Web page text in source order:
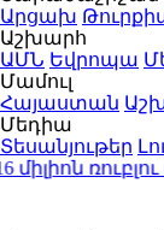
Արցախ
Աշխարհ
ԱՄՆ Եվրոպա
Մամուլ
Հայաստան
Մեդիա
Տեսանյութեր